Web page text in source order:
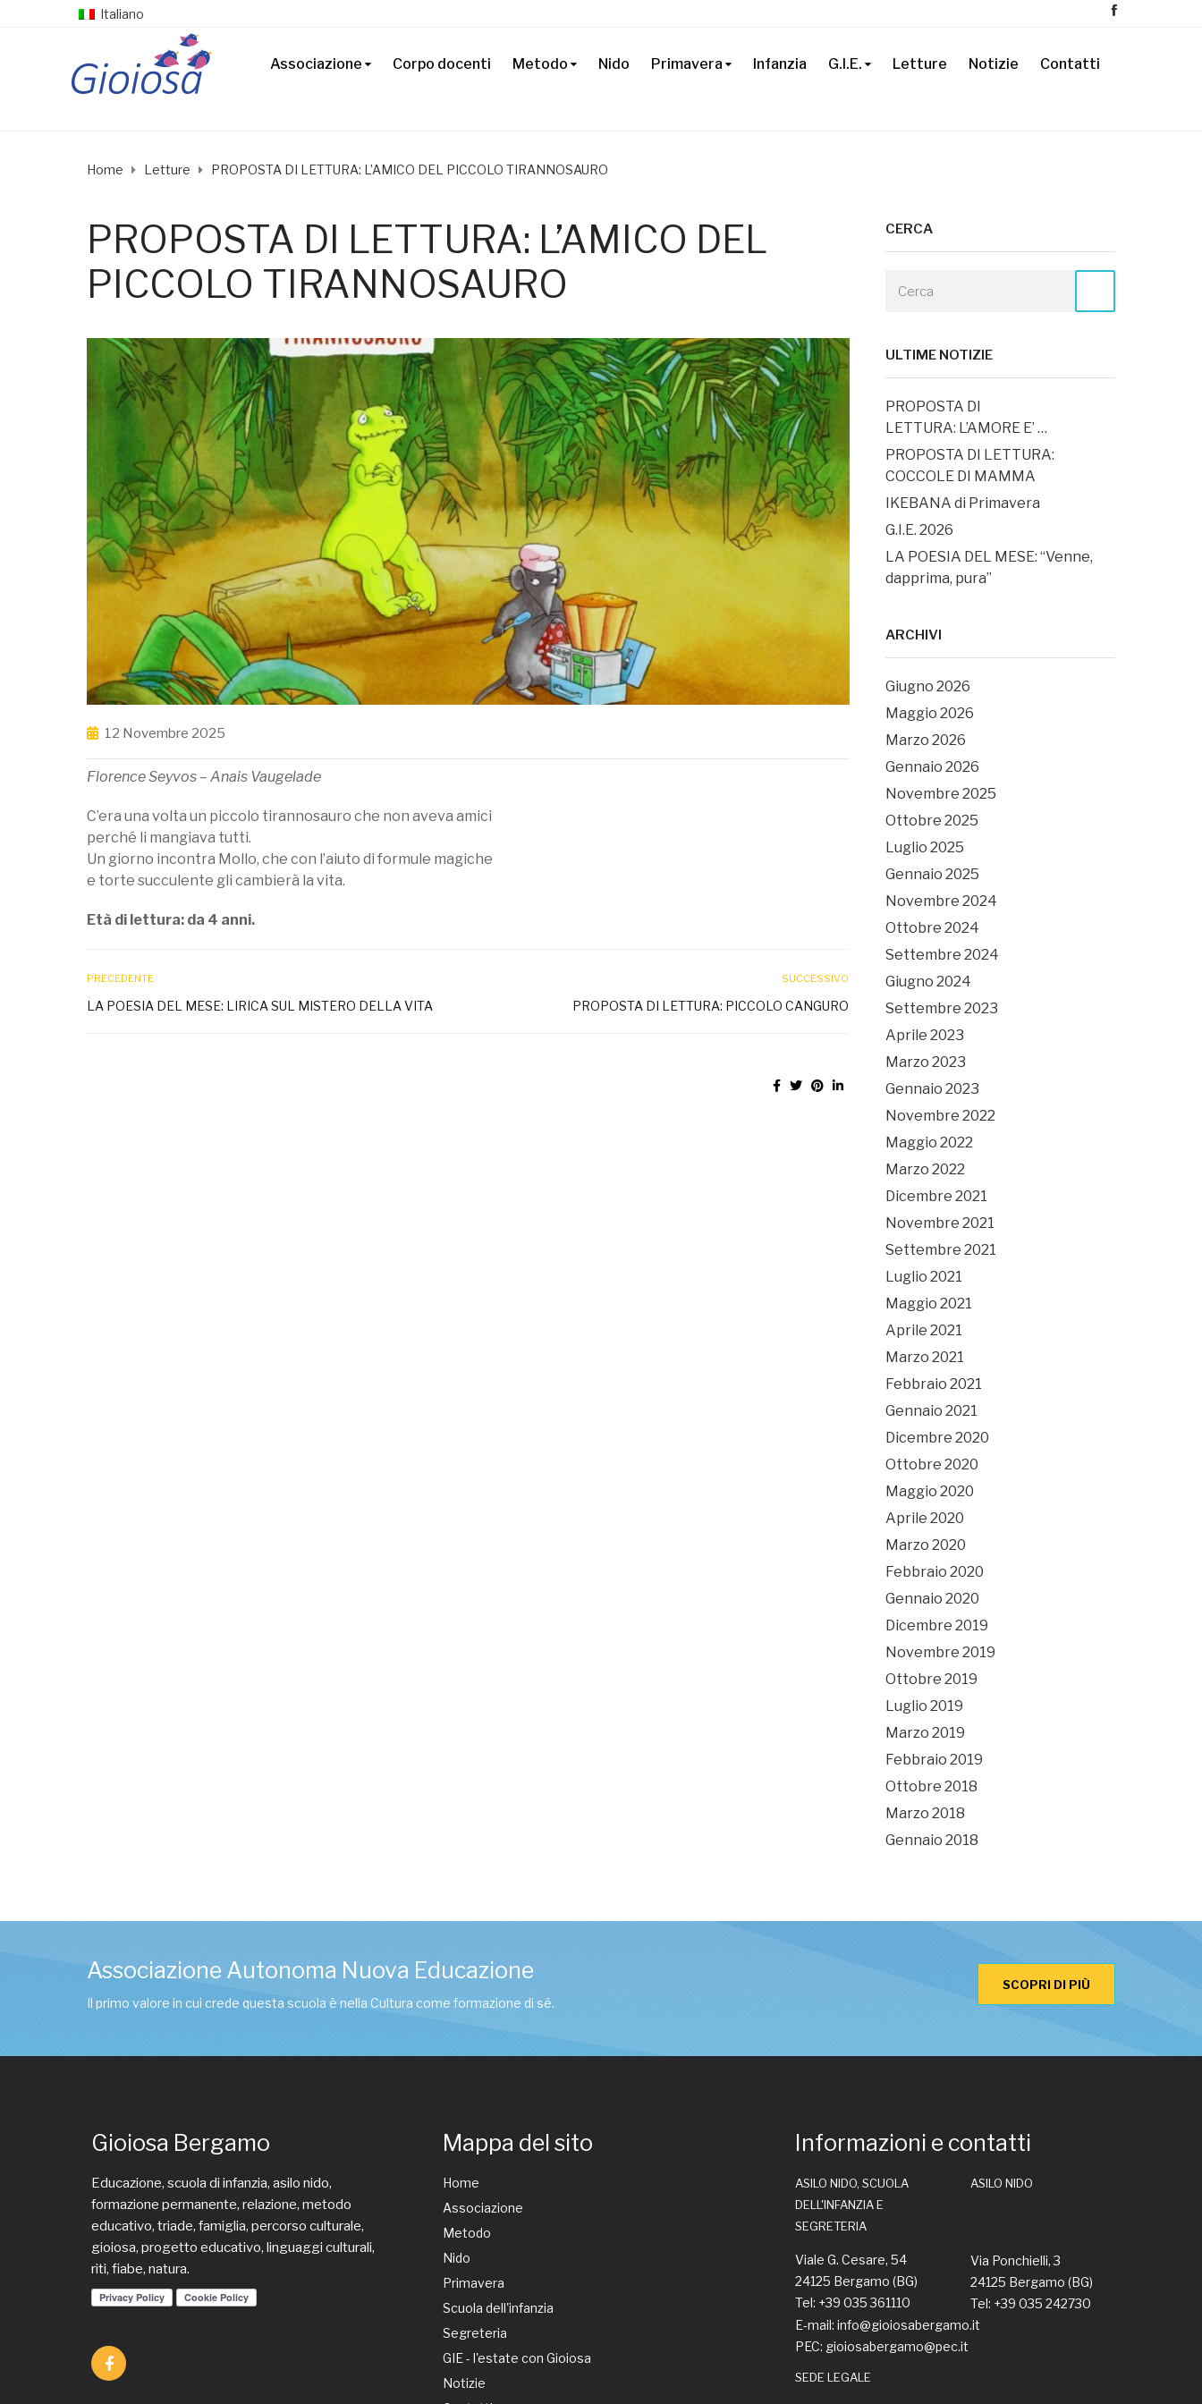
Italiano
Associazione Corpo docenti Metodo Nido Primavera Infanzia G.I.E. Letture Notizie Contatti
Home Letture PROPOSTA DI LETTURA: L’AMICO DEL PICCOLO TIRANNOSAURO
PROPOSTA DI LETTURA: L’AMICO DEL
PICCOLO TIRANNOSAURO
12 Novembre 2025
Florence Seyvos – Anais Vaugelade
C’era una volta un piccolo tirannosauro che non aveva amici
perché li mangiava tutti.
Un giorno incontra Mollo, che con l’aiuto di formule magiche
e torte succulente gli cambierà la vita.
Età di lettura: da 4 anni.
PRECEDENTE
LA POESIA DEL MESE: LIRICA SUL MISTERO DELLA VITA
SUCCESSIVO
PROPOSTA DI LETTURA: PICCOLO CANGURO
CERCA
ULTIME NOTIZIE
PROPOSTA DI
LETTURA: L’AMORE E’ …
PROPOSTA DI LETTURA:
COCCOLE DI MAMMA
IKEBANA di Primavera
G.I.E. 2026
LA POESIA DEL MESE: “Venne,
dapprima, pura”
ARCHIVI
Giugno 2026
Maggio 2026
Marzo 2026
Gennaio 2026
Novembre 2025
Ottobre 2025
Luglio 2025
Gennaio 2025
Novembre 2024
Ottobre 2024
Settembre 2024
Giugno 2024
Settembre 2023
Aprile 2023
Marzo 2023
Gennaio 2023
Novembre 2022
Maggio 2022
Marzo 2022
Dicembre 2021
Novembre 2021
Settembre 2021
Luglio 2021
Maggio 2021
Aprile 2021
Marzo 2021
Febbraio 2021
Gennaio 2021
Dicembre 2020
Ottobre 2020
Maggio 2020
Aprile 2020
Marzo 2020
Febbraio 2020
Gennaio 2020
Dicembre 2019
Novembre 2019
Ottobre 2019
Luglio 2019
Marzo 2019
Febbraio 2019
Ottobre 2018
Marzo 2018
Gennaio 2018
Associazione Autonoma Nuova Educazione
Il primo valore in cui crede questa scuola è nella Cultura come formazione di sé.
SCOPRI DI PIÙ
Gioiosa Bergamo
Educazione, scuola di infanzia, asilo nido,
formazione permanente, relazione, metodo
educativo, triade, famiglia, percorso culturale,
gioiosa, progetto educativo, linguaggi culturali,
riti, fiabe, natura.
Mappa del sito
Home
Associazione
Metodo
Nido
Primavera
Scuola dell'infanzia
Segreteria
GIE - l'estate con Gioiosa
Notizie
Informazioni e contatti
ASILO NIDO, SCUOLA
DELL'INFANZIA E
SEGRETERIA
Viale G. Cesare, 54
24125 Bergamo (BG)
Tel: +39 035 361110
ASILO NIDO
Via Ponchielli, 3
24125 Bergamo (BG)
Tel: +39 035 242730
E-mail: info@gioiosabergamo.it
PEC: gioiosabergamo@pec.it
SEDE LEGALE